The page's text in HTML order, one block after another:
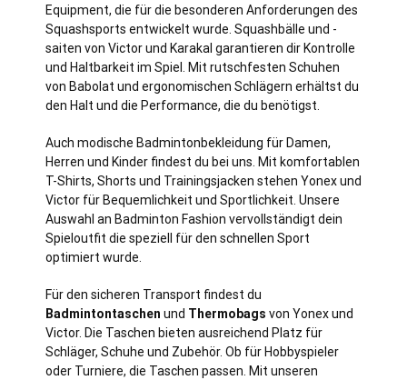
Equipment, die für die besonderen Anforderungen des
Squashsports entwickelt wurde. Squashbälle und -
saiten von Victor und Karakal garantieren dir Kontrolle
und Haltbarkeit im Spiel. Mit rutschfesten Schuhen
von Babolat und ergonomischen Schlägern erhältst du
den Halt und die Performance, die du benötigst.
Auch modische Badmintonbekleidung für Damen,
Herren und Kinder findest du bei uns. Mit komfortablen
T-Shirts, Shorts und Trainingsjacken stehen Yonex und
Victor für Bequemlichkeit und Sportlichkeit. Unsere
Auswahl an Badminton Fashion vervollständigt dein
Spieloutfit die speziell für den schnellen Sport
optimiert wurde.
Für den sicheren Transport findest du
Badmintontaschen und Thermobags von Yonex und
Victor. Die Taschen bieten ausreichend Platz für
Schläger, Schuhe und Zubehör. Ob für Hobbyspieler
oder Turniere, die Taschen passen. Mit unseren